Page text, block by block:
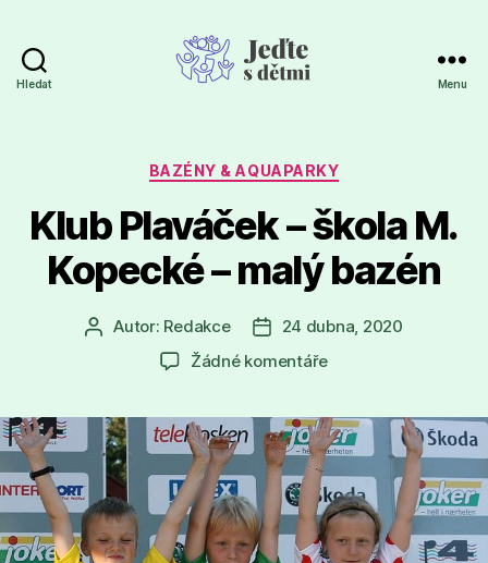
Hledat Menu
Rubriky
BAZÉNY & AQUAPARKY
Klub Plaváček – škola M.
Kopecké – malý bazén
Autor
příspěvku
Autor: Redakce
Datum
příspěvku
24 dubna, 2020
Žádné komentářeu
názvem
Klub
Plaváček
–
škola
M.